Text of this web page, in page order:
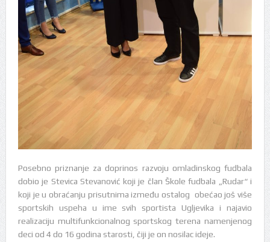
Posebno priznanje za doprinos razvoju omladinskog fudbala
dobio je Stevica Stevanović koji je član Škole fudbala „Rudar“ i
koji je u obraćanju prisutnima između ostalog obećao još više
sportskih uspeha u ime svih sportista Ugljevika i najavio
realizaciju multifunkcionalnog sportskog terena namenjenog
deci od 4 do 16 godina starosti, čiji je on nosilac ideje.